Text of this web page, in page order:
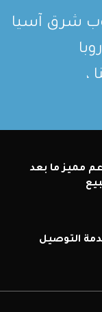
شرق آسيا
،
مميز ما بعد
التوصيل